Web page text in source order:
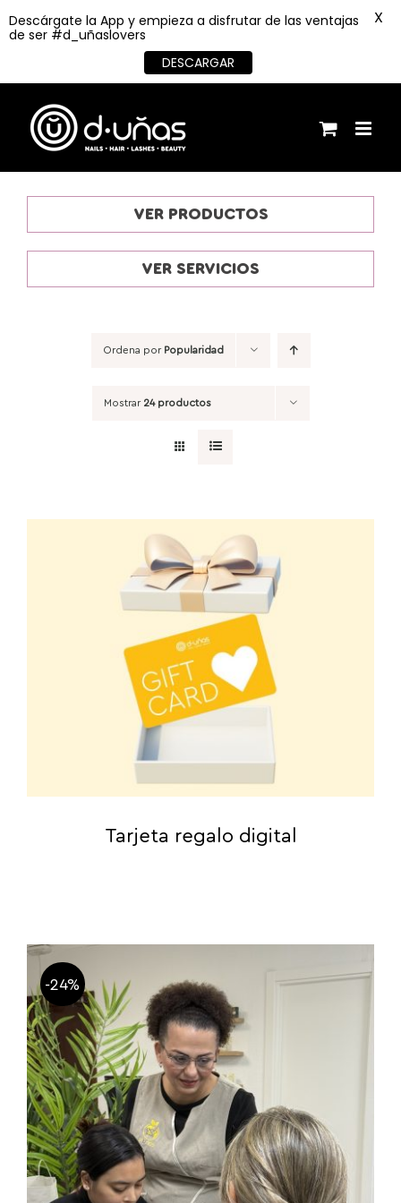
contenido
VER PRODUCTOS
VER SERVICIOS
Ordena por Popularidad
Mostrar 24 productos
Tarjeta regalo digital
-24%
Descárgate la App y empieza a disfrutar de las ventajas
de ser #d_uñaslovers
DESCARGAR
X